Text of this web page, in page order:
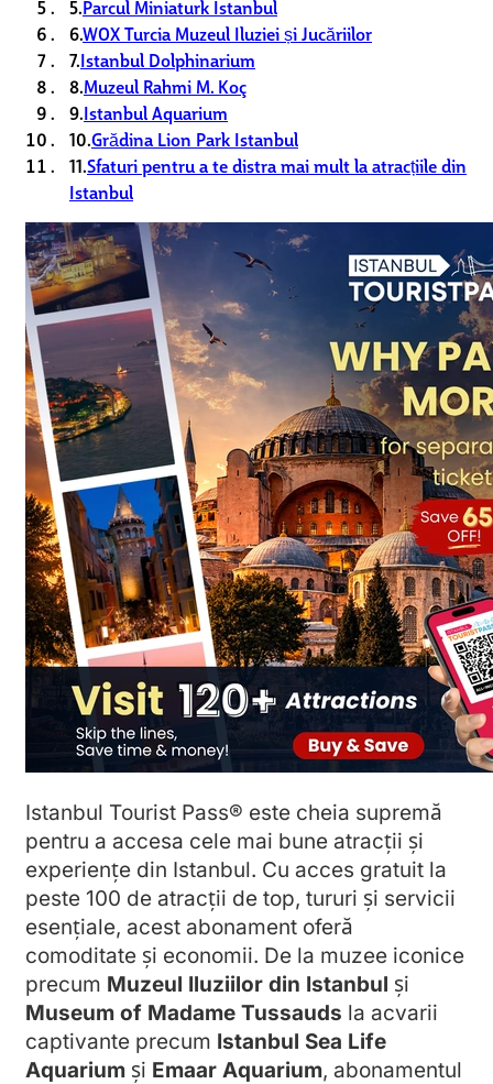
5.Parcul Miniaturk Istanbul
6.WOX Turcia Muzeul Iluziei și Jucăriilor
7.Istanbul Dolphinarium
8.Muzeul Rahmi M. Koç
9.Istanbul Aquarium
10.Grădina Lion Park Istanbul
11.Sfaturi pentru a te distra mai mult la atracțiile din
Istanbul
Istanbul Tourist Pass® este cheia supremă
pentru a accesa cele mai bune atracții și
experiențe din Istanbul. Cu acces gratuit la
peste 100 de atracții de top, tururi și servicii
esențiale, acest abonament oferă
comoditate și economii. De la muzee iconice
precum Muzeul Iluziilor din Istanbul și
Museum of Madame Tussauds la acvarii
captivante precum Istanbul Sea Life
Aquarium și Emaar Aquarium, abonamentul